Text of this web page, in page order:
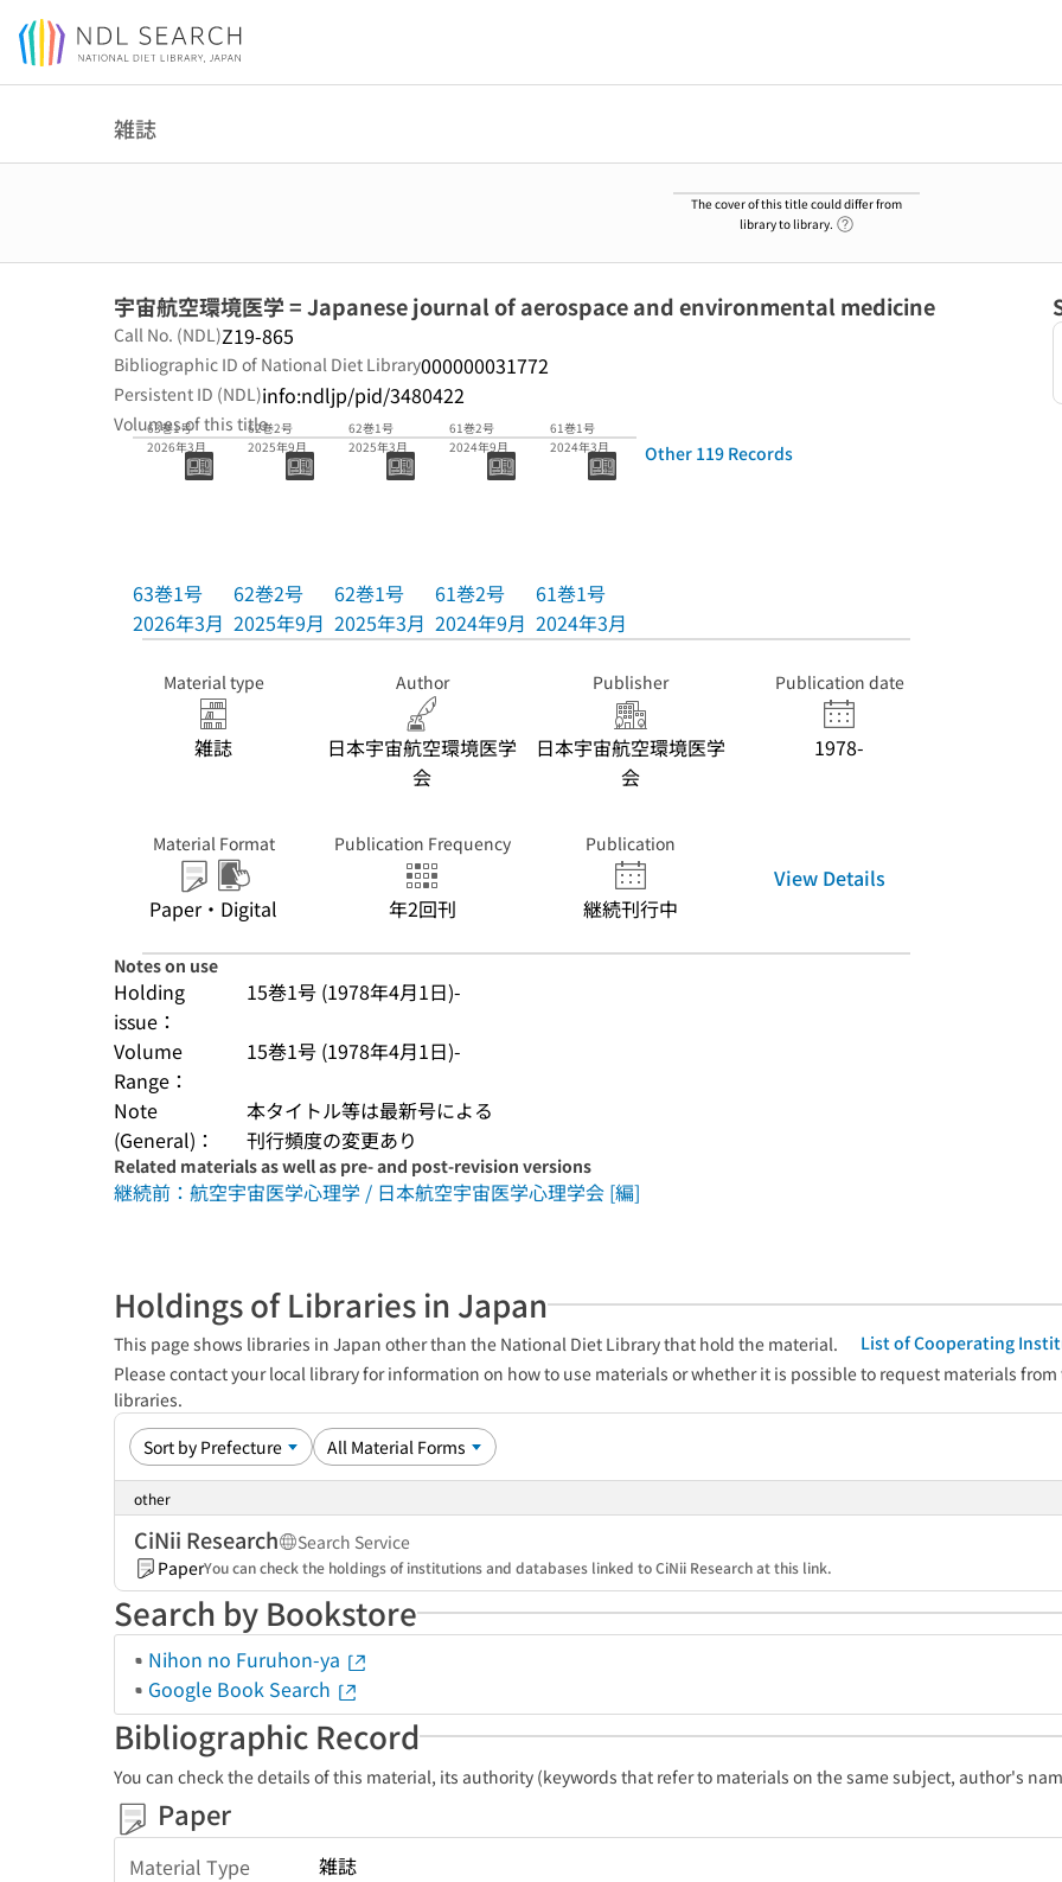
Jump to main content
雑誌
The cover of this title could differ from
library to library.
宇宙航空環境医学 = Japanese journal of aerospace and environmental medicine
Call No. (NDL)Z19-865
Bibliographic ID of National Diet Library000000031772
Persistent ID (NDL)info:ndljp/pid/3480422
Volumes of this title
63巻1号
2026年3月
63巻1号
2026年3月
62巻2号
2025年9月
62巻2号
2025年9月
62巻1号
2025年3月
62巻1号
2025年3月
61巻2号
2024年9月
61巻2号
2024年9月
61巻1号
2024年3月
61巻1号
2024年3月
Other 119 Records
Material type
雑誌
Author
日本宇宙航空環境医学
会
Publisher
日本宇宙航空環境医学
会
Publication date
1978-
Material Format
Paper・Digital
Publication Frequency
年2回刊
Publication
継続刊行中
View Details
Notes on use
Holding
issue：
15巻1号 (1978年4月1日)-
Volume
Range：
15巻1号 (1978年4月1日)-
Note
(General)：
本タイトル等は最新号による
刊行頻度の変更あり
Related materials as well as pre- and post-revision versions
継続前：航空宇宙医学心理学 / 日本航空宇宙医学心理学会 [編]
Holdings of Libraries in Japan
This page shows libraries in Japan other than the National Diet Library that hold the material.
List of Cooperating
Please contact your local library for information on how to use materials or whether it is possible to request materials
libraries.
other
CiNii Research
Search Service
PaperYou can check the holdings of institutions and databases linked to CiNii Research at this link.
Search by Bookstore
Nihon no Furuhon-ya
Google Book Search
Bibliographic Record
You can check the details of this material, its authority (keywords that refer to materials on the same subject, author's
Paper
Material Type 雑誌